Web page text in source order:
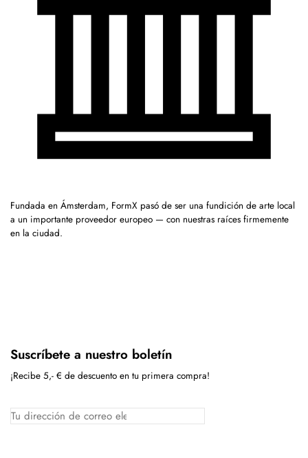
Fundada en Ámsterdam, FormX pasó de ser una fundición de arte local
a un importante proveedor europeo — con nuestras raíces firmemente
en la ciudad.
Suscríbete a nuestro boletín
¡Recibe 5,- € de descuento en tu primera compra!